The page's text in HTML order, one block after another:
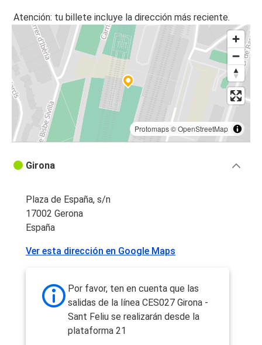
Atención: tu billete incluye la dirección más reciente.
Protomaps©OpenStreetMap
Girona
Plaza de España, s/n
17002 Gerona
España
Ver esta dirección en Google Maps
Por favor, ten en cuenta que las
salidas de la línea CES027 Girona -
Sant Feliu se realizarán desde la
plataforma 21